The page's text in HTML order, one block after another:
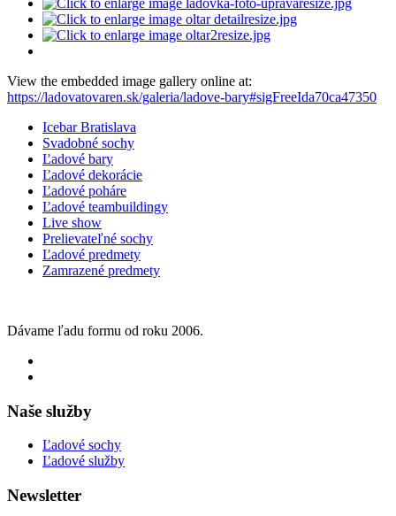
View the embedded image gallery online at:
https://ladovatovaren.sk/galeria/ladove-bary#sigFreeIda70ca47350
Icebar Bratislava
Svadobné sochy
Ľadové bary
Ľadové dekorácie
Ľadové poháre
Ľadové teambuildingy
Live show
Prelievateľné sochy
Ľadové predmety
Zamrazené predmety
Dávame ľadu formu od roku 2006.
Naše služby
Ľadové sochy
Ľadové služby
Newsletter